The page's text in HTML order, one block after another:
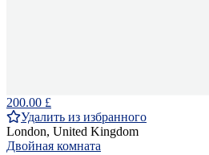
200.00 £
Удалить из избранного
London, United Kingdom
Двойная комната